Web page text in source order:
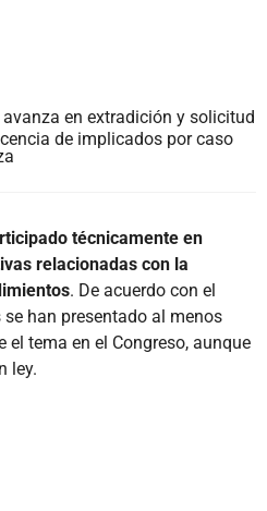
en extradición y solicitud
de implicados por caso
técnicamente en
relacionadas con la
. De acuerdo con el
han presentado al menos
el tema en el Congreso, aunque
ley.